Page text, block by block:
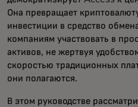
Она превращает
инвестиции в средство
компаниям участвовать в
активов, не жертвуя
скоростью традиционных
они полагаются.
В этом руководстве